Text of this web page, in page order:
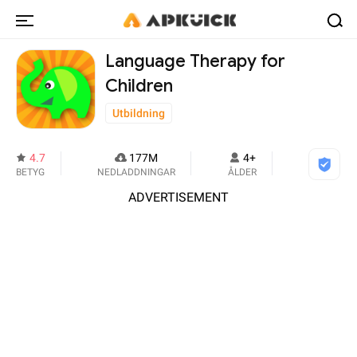
Language Therapy for
Children
Utbildning
4.7
BETYG
177M
NEDLADDNINGAR
4+
ÅLDER
ADVERTISEMENT